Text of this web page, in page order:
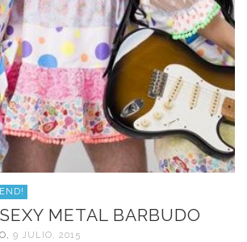
METAL BARBUDO
, 9 JULIO, 2015